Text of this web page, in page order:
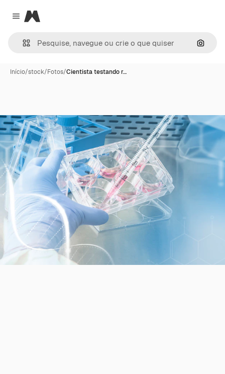
Close menu
Magnific
Início/stock/Fotos/Cientista testando r…